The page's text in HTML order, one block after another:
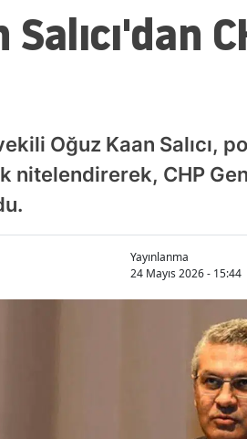
Salıcı'dan
Oğuz Kaan Salıcı,
nitelendirerek, CHP
Yayınlanma
24 Mayıs 2026 - 15:44